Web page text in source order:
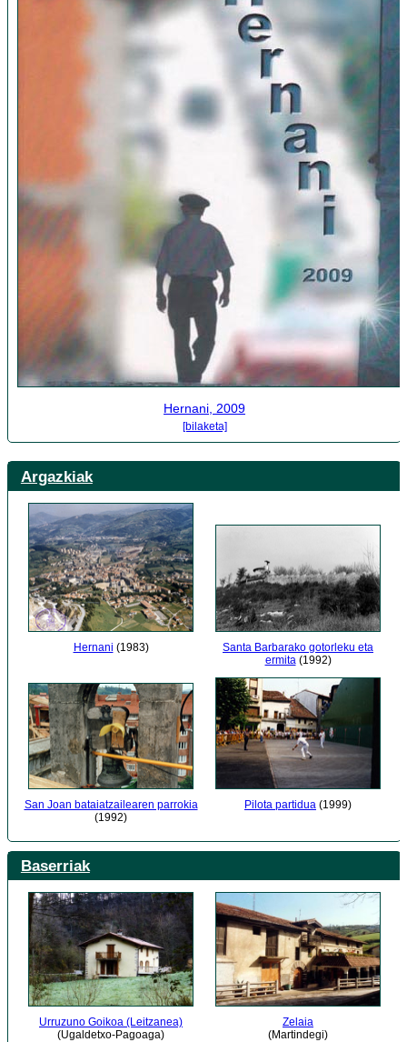
Hernani, 2009
[bilaketa]
Argazkiak
Hernani (1983)
Santa Barbarako gotorleku eta
ermita(1992)
San Joan bataiatzailearen parrokia
(1992)
Pilota partidua (1999)
Baserriak
Urruzuno Goikoa (Leitzanea)
(Ugaldetxo-Pagoaga)
Zelaia
(Martindegi)